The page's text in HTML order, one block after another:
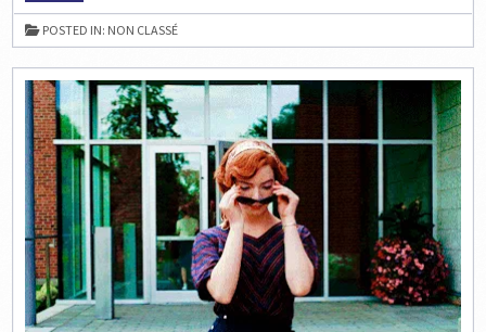
400
JOUEURS
D’ÉCHECS
RÉUNIS
POSTED IN: NON CLASSÉ